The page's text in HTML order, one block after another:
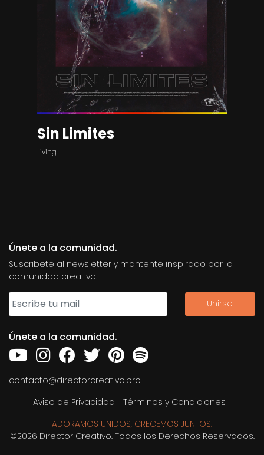
Sin Limites
Living
Únete a la comunidad.
Suscribete al newsletter y mantente inspirado por la
comunidad creativa.
Únete a la comunidad.
contacto@directorcreativo.pro
Aviso de Privacidad
Términos y Condiciones
ADORAMOS UNIDOS, CRECEMOS JUNTOS.
©2026 Director Creativo. Todos los Derechos Reservados.